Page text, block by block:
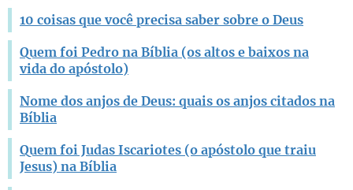
10 coisas que você precisa saber sobre o Deus
Quem foi Pedro na Bíblia (os altos e baixos na
vida do apóstolo)
Nome dos anjos de Deus: quais os anjos citados na
Bíblia
Quem foi Judas Iscariotes (o apóstolo que traiu
Jesus) na Bíblia